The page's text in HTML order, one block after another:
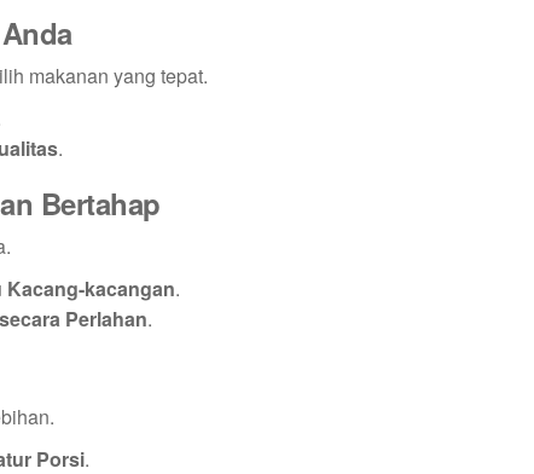
makanan yang tepat.
.
Bertahap
Kacang-kacangan.
Perlahan.
Porsi.